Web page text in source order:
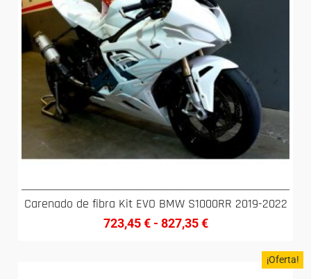
Carenado de fibra Kit EVO BMW S1000RR 2019-2022
723,45€ - 827,35€
¡Oferta!